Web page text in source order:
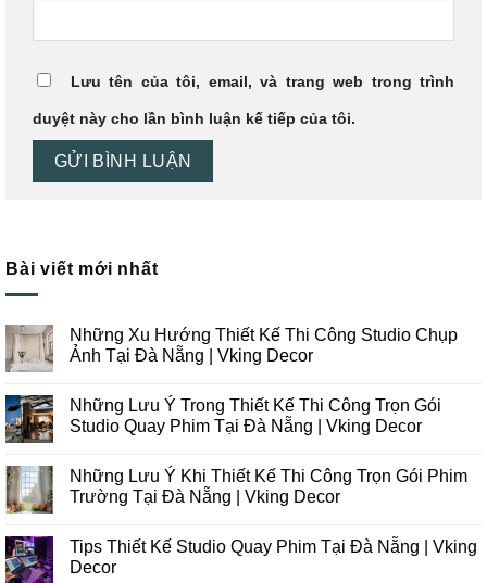
Lưu tên của tôi, email, và trang web trong trình
duyệt này cho lần bình luận kế tiếp của tôi.
Bài viết mới nhất
Những Xu Hướng Thiết Kế Thi Công Studio Chụp
Ảnh Tại Đà Nẵng | Vking Decor
bình
luận
ở
Hướng
Thiết
Kế
Studio
Chụp
Ảnh
Những Lưu Ý Trong Thiết Kế Thi Công Trọn Gói
Studio Quay Phim Tại Đà Nẵng | Vking Decor
bình
luận
ở
Trong
Thiết
Những Lưu Ý Khi Thiết Kế Thi Công Trọn Gói Phim
Trường Tại Đà Nẵng | Vking Decor
bình
luận
ở
Tips Thiết Kế Studio Quay Phim Tại Đà Nẵng | Vking
Decor